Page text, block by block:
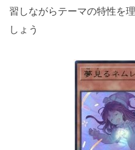
習しながらテーマの特性を
しょう